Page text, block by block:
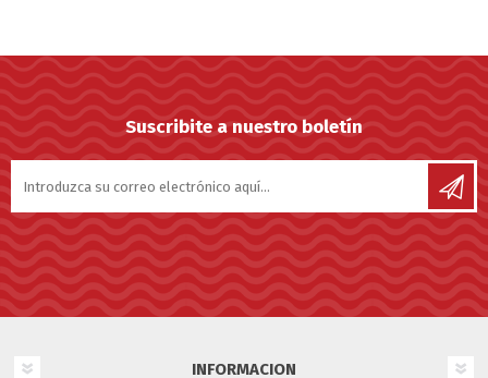
Suscribite a nuestro boletín
INFORMACION